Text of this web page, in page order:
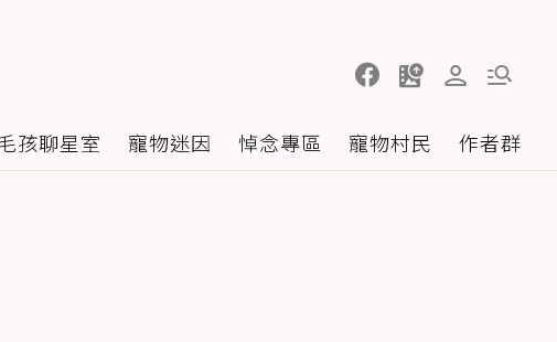
孩聊星室 寵物迷因 悼念專區 寵物村民 作者群